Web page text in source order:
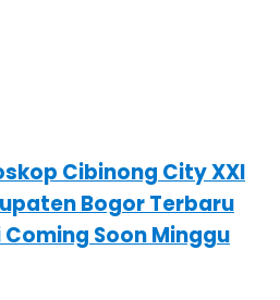
Cibinong City XXI
Bogor Terbaru
Soon Minggu